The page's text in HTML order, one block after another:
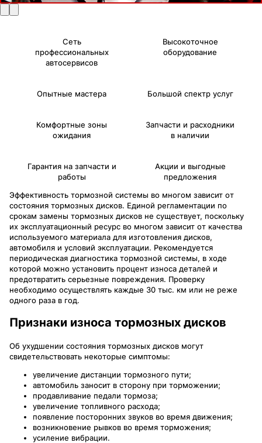
Сеть
профессиональных
автосервисов
Высокоточное
оборудование
Опытные мастера Большой спектр услуг
Комфортные зоны
ожидания
Запчасти и расходники
в наличии
Гарантия на запчасти и
работы
Акции и выгодные
предложения
Эффективность тормозной системы во многом зависит от
состояния тормозных дисков. Единой регламентации по
срокам замены тормозных дисков не существует, поскольку
их эксплуатационный ресурс во многом зависит от качества
используемого материала для изготовления дисков,
автомобиля и условий эксплуатации. Рекомендуется
периодическая диагностика тормозной системы, в ходе
которой можно установить процент износа деталей и
предотвратить серьезные повреждения. Проверку
необходимо осуществлять каждые 30 тыс. км или не реже
одного раза в год.
Признаки износа тормозных дисков
Об ухудшении состояния тормозных дисков могут
свидетельствовать некоторые симптомы:
увеличение дистанции тормозного пути;
автомобиль заносит в сторону при торможении;
продавливание педали тормоза;
увеличение топливного расхода;
появление посторонних звуков во время движения;
возникновение рывков во время торможения;
усиление вибрации.